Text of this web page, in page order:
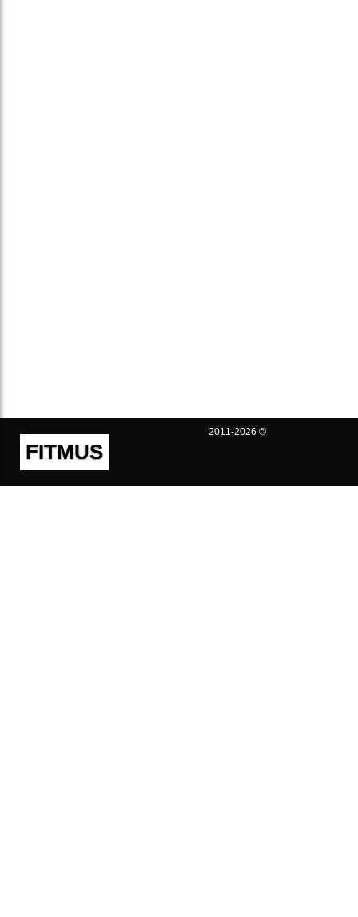
FITMUS
2011-2026 ©